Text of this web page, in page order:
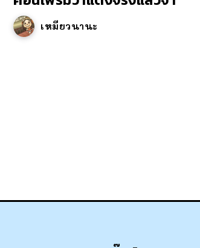
เหมียวนานะ